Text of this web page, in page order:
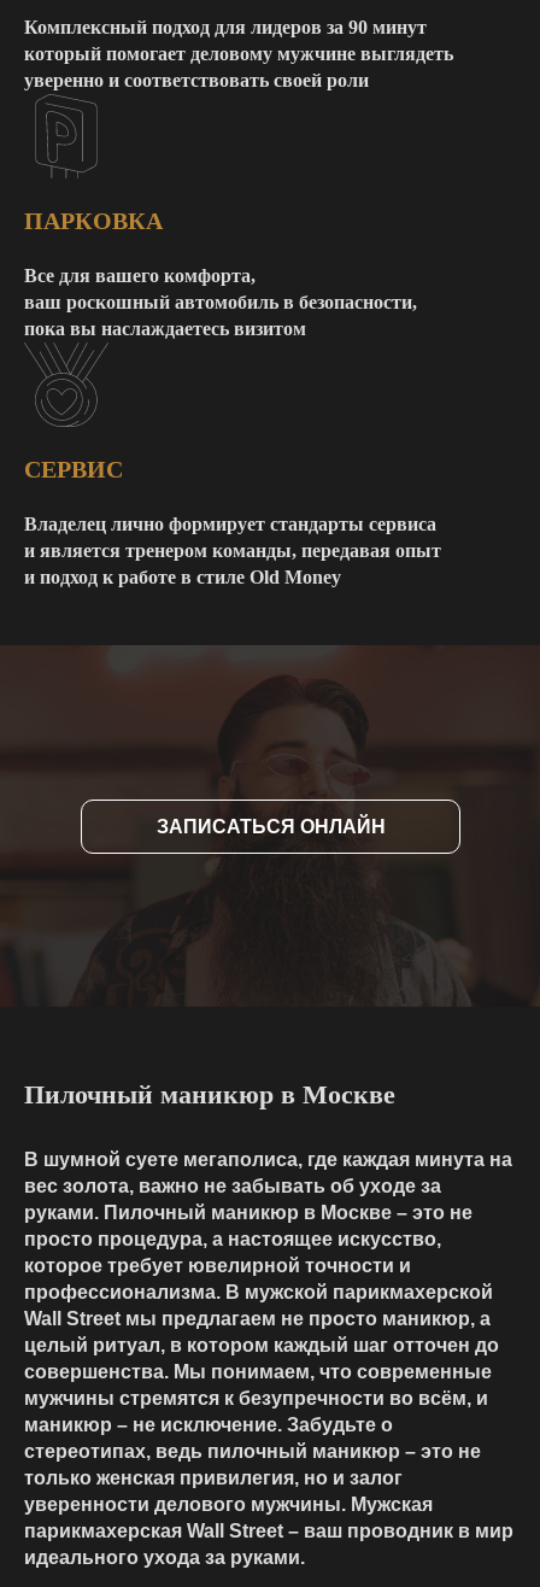
Комплексный подход для лидеров за 90 минут
который помогает деловому мужчине выглядеть
уверенно и соответствовать своей роли
ПАРКОВКА
Все для вашего комфорта,
ваш роскошный автомобиль в безопасности,
пока вы наслаждаетесь визитом
СЕРВИС
Владелец лично формирует стандарты сервиса
и является тренером команды, передавая опыт
и подход к работе в стиле Old Money
ЗАПИСАТЬСЯ ОНЛАЙН
Пилочный маникюр в Москве
В шумной суете мегаполиса, где каждая минута на
вес золота, важно не забывать об уходе за
руками. Пилочный маникюр в Москве – это не
просто процедура, а настоящее искусство,
которое требует ювелирной точности и
профессионализма. В мужской парикмахерской
Wall Street мы предлагаем не просто маникюр, а
целый ритуал, в котором каждый шаг отточен до
совершенства. Мы понимаем, что современные
мужчины стремятся к безупречности во всём, и
маникюр – не исключение. Забудьте о
стереотипах, ведь пилочный маникюр – это не
только женская привилегия, но и залог
уверенности делового мужчины. Мужская
парикмахерская Wall Street – ваш проводник в мир
идеального ухода за руками.